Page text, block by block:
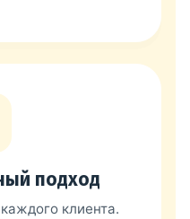
подход
клиента.